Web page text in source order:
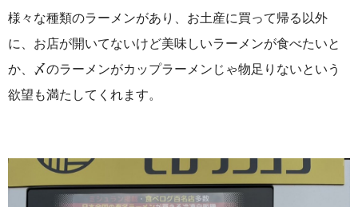
様々な種類のラーメンがあり、お土産に買って帰る以外
に、お店が開いてないけど美味しいラーメンが食べたいと
か、〆のラーメンがカップラーメンじゃ物足りないという
欲望も満たしてくれます。